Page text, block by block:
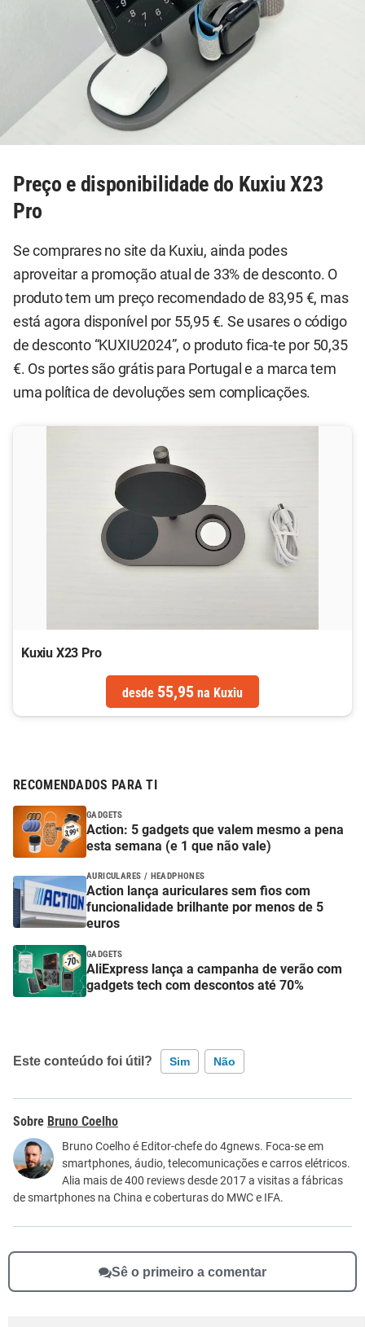
Preço e disponibilidade do Kuxiu X23
Pro
Se comprares no site da Kuxiu, ainda podes
aproveitar a promoção atual de 33% de desconto. O
produto tem um preço recomendado de 83,95 €, mas
está agora disponível por 55,95 €. Se usares o código
de desconto “KUXIU2024”, o produto fica-te por 50,35
€. Os portes são grátis para Portugal e a marca tem
uma política de devoluções sem complicações.
Kuxiu X23 Pro
desde 55,95 na Kuxiu
RECOMENDADOS PARA TI
GADGETS
Action: 5 gadgets que valem mesmo a pena
esta semana (e 1 que não vale)
AURICULARES / HEADPHONES
Action lança auriculares sem fios com
funcionalidade brilhante por menos de 5
euros
GADGETS
AliExpress lança a campanha de verão com
gadgets tech com descontos até 70%
Este conteúdo foi útil? Sim Não
Este conteúdo contém informação incorreta
Este conteúdo não tem a informação que procuro
Outro
Bruno Coelho
Bruno Coelho é Editor-chefe do 4gnews. Foca-se em
smartphones, áudio, telecomunicações e carros elétricos.
Alia mais de 400 reviews desde 2017 a visitas a fábricas
de smartphones na China e coberturas do MWC e IFA.
Sê o primeiro a comentar